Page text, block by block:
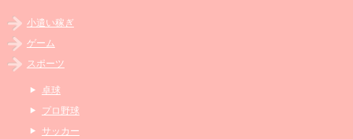
小遣い稼ぎ
ゲーム
スポーツ
卓球
プロ野球
サッカー